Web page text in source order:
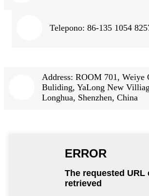
Telepono: 86-135 1054
Address: ROOM 701, Weiye
Buliding, YaLong New
Longhua, Shenzhen, China